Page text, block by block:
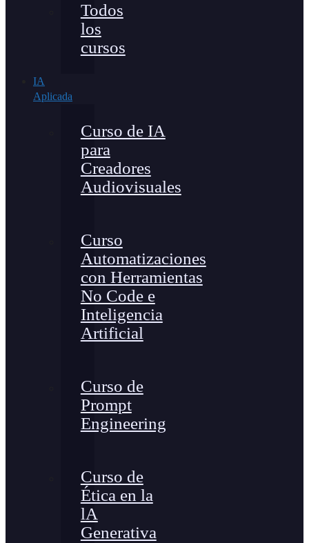
Todos
los
cursos
IA
Aplicada
Curso de IA
para
Creadores
Audiovisuales
Curso
Automatizaciones
con Herramientas
No Code e
Inteligencia
Artificial
Curso de
Prompt
Engineering
Curso de
Ética en la
lA
Generativa